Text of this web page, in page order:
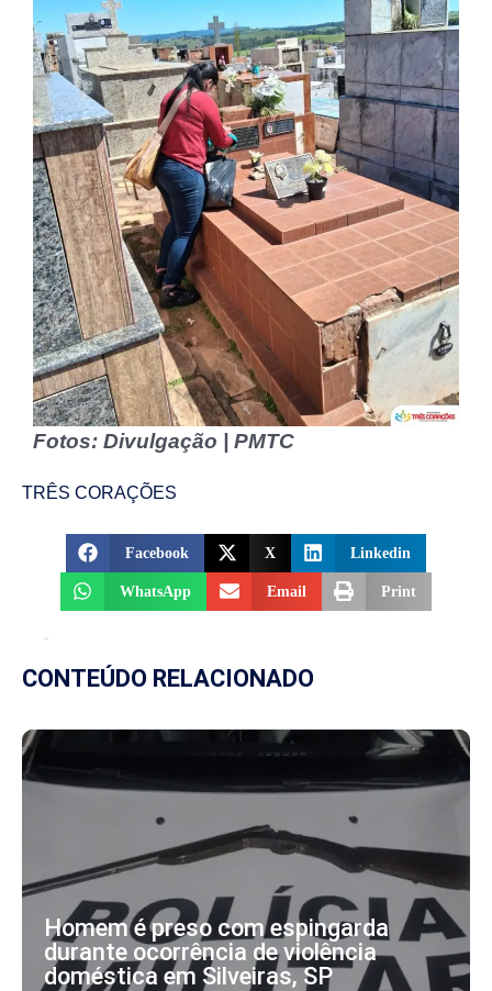
Fotos: Divulgação | PMTC
TRÊS CORAÇÕES
Facebook X Linkedin
WhatsApp Email Print
CONTEÚDO RELACIONADO
Homem é preso com espingarda
durante ocorrência de violência
doméstica em Silveiras, SP